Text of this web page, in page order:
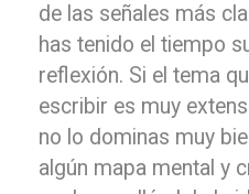
de las señales más
has tenido el tiempo
reflexión. Si el tema
escribir es muy
no lo dominas muy
algún mapa mental y